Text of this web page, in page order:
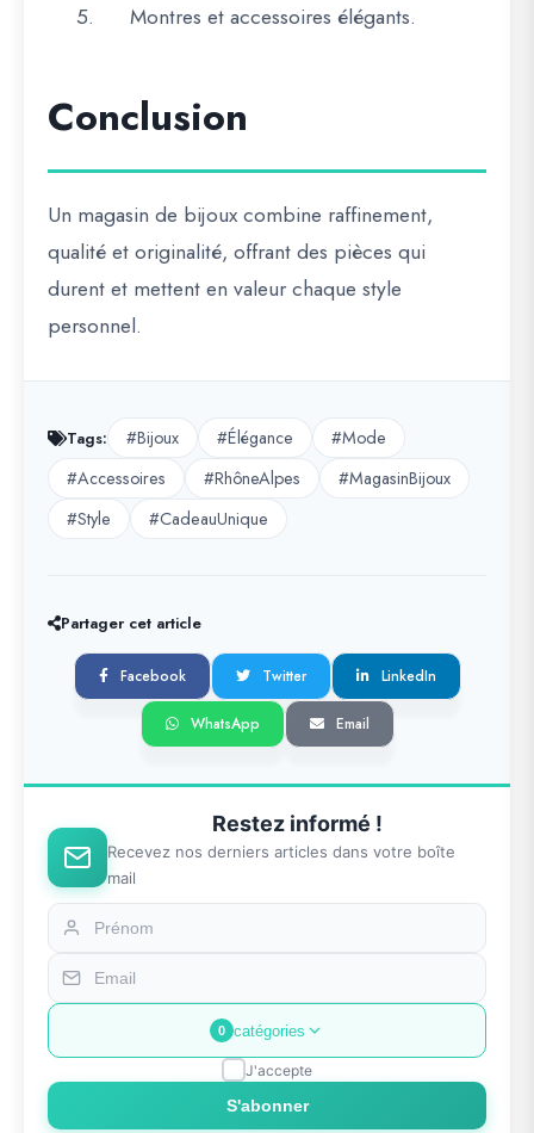
5.
Montres et accessoires élégants.
Conclusion
Un magasin de bijouxcombine raffinement,
qualité et originalité, offrant des pièces qui
durent et mettent en valeur chaque style
personnel.
Tags: #Bijoux #Élégance
#Mode
#Accessoires
#RhôneAlpes
#MagasinBijoux
#Style
#CadeauUnique
Partager cet article
Facebook Twitter LinkedIn
WhatsApp Email
Restez informé !
Recevez nos derniers articles dans votre boîte
mail
0 catégories
J'accepte
S'abonner